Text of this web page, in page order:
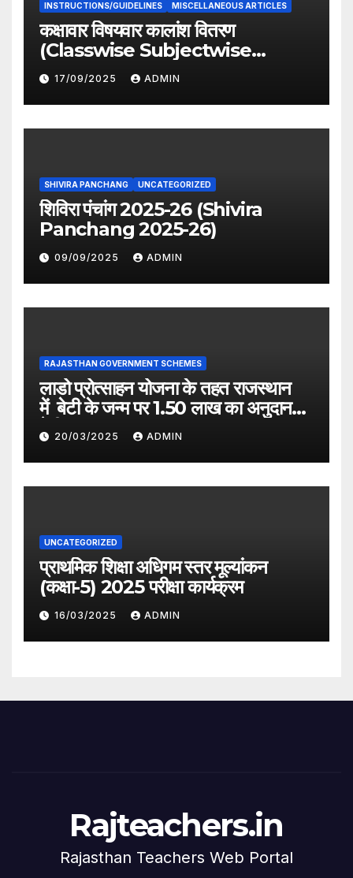
INSTRUCTIONS/GUIDELINES
MISCELLANEOUS ARTICLES
कक्षावार विषयवार कालांश वितरण
(Classwise Subjectwise
period distribution)
17/09/2025 ADMIN
SHIVIRA PANCHANG UNCATEGORIZED
शिविरा पंचांग 2025-26 (Shivira
Panchang 2025-26)
09/09/2025 ADMIN
RAJASTHAN GOVERNMENT SCHEMES
लाडो प्रोत्साहन योजना के तहत राजस्थान
में बेटी के जन्म पर 1.50 लाख का अनुदान
देगी सरकार
20/03/2025 ADMIN
UNCATEGORIZED
प्राथमिक शिक्षा अधिगम स्तर मूल्यांकन
(कक्षा-5) 2025 परीक्षा कार्यक्रम
16/03/2025 ADMIN
Rajteachers.in
Rajasthan Teachers Web Portal